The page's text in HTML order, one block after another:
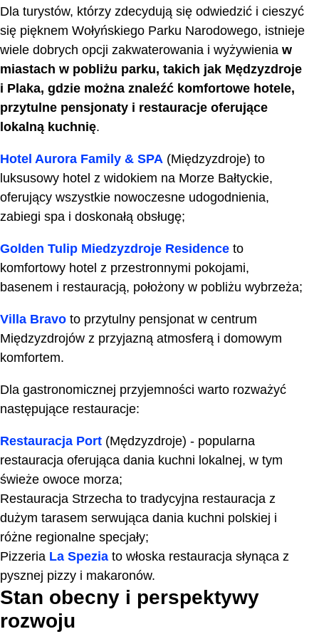
Dla turystów, którzy zdecydują się odwiedzić i cieszyć
się pięknem Wołyńskiego Parku Narodowego, istnieje
wiele dobrych opcji zakwaterowania i wyżywienia w
miastach w pobliżu parku, takich jak Mędzyzdroje
i Plaka, gdzie można znaleźć komfortowe hotele,
przytulne pensjonaty i restauracje oferujące
lokalną kuchnię.
Hotel Aurora Family & SPA (Międzyzdroje) to
luksusowy hotel z widokiem na Morze Bałtyckie,
oferujący wszystkie nowoczesne udogodnienia,
zabiegi spa i doskonałą obsługę;
Golden Tulip Miedzyzdroje Residence to
komfortowy hotel z przestronnymi pokojami,
basenem i restauracją, położony w pobliżu wybrzeża;
Villa Bravo to przytulny pensjonat w centrum
Międzyzdrojów z przyjazną atmosferą i domowym
komfortem.
Dla gastronomicznej przyjemności warto rozważyć
następujące restauracje:
Restauracja Port (Mędzyzdroje) - popularna
restauracja oferująca dania kuchni lokalnej, w tym
świeże owoce morza;
Restauracja Strzecha to tradycyjna restauracja z
dużym tarasem serwująca dania kuchni polskiej i
różne regionalne specjały;
Pizzeria La Spezia to włoska restauracja słynąca z
pysznej pizzy i makaronów.
Stan obecny i perspektywy
rozwoju